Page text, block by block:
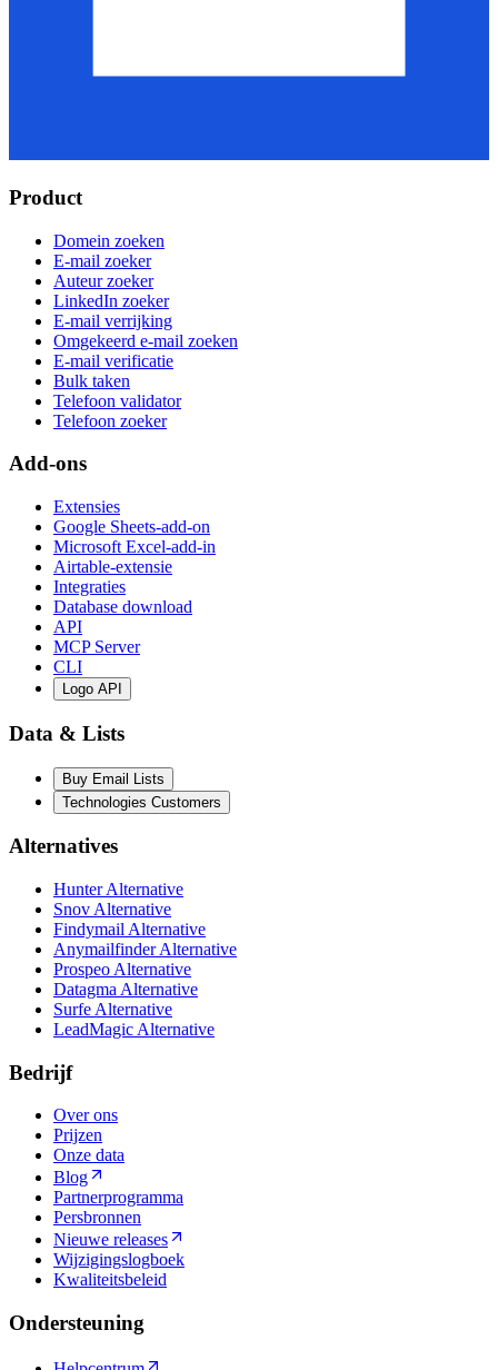
Product
Domein zoeken
E-mail zoeker
Auteur zoeker
LinkedIn zoeker
E-mail verrijking
Omgekeerd e-mail zoeken
E-mail verificatie
Bulk taken
Telefoon validator
Telefoon zoeker
Add-ons
Extensies
Google Sheets-add-on
Microsoft Excel-add-in
Airtable-extensie
Integraties
Database download
API
MCP Server
CLI
Logo API
Data & Lists
Buy Email Lists
Technologies Customers
Alternatives
Hunter Alternative
Snov Alternative
Findymail Alternative
Anymailfinder Alternative
Prospeo Alternative
Datagma Alternative
Surfe Alternative
LeadMagic Alternative
Bedrijf
Over ons
Prijzen
Onze data
Blog
Partnerprogramma
Persbronnen
Nieuwe releases
Wijzigingslogboek
Kwaliteitsbeleid
Ondersteuning